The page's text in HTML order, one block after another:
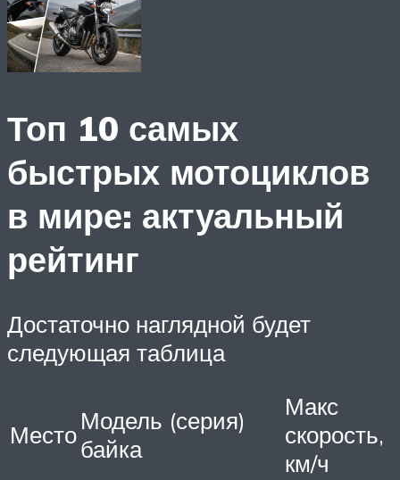
Топ 10 самых
быстрых мотоциклов
в мире: актуальный
рейтинг
Достаточно наглядной будет
следующая таблица
МестоМодель (серия)
байка
Макс
скорость,
км/ч